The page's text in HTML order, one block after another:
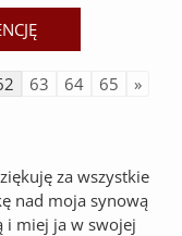
63 64 65
»
za wszystkie
nad moja synową
i miej ja w swojej